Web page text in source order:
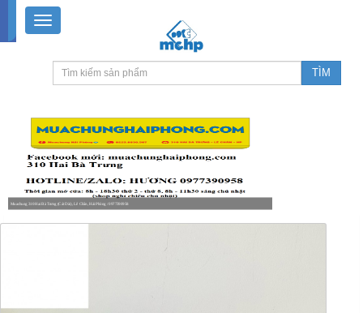
Muachung 310 Hai Bà Trưng (Cát Dài), Lê Chân, Hải Phòng / 0977390958